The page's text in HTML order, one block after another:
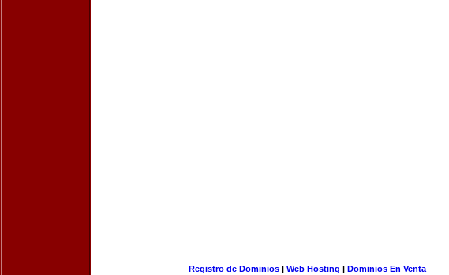
Registro de Dominios| Web Hosting | Dominios En Venta